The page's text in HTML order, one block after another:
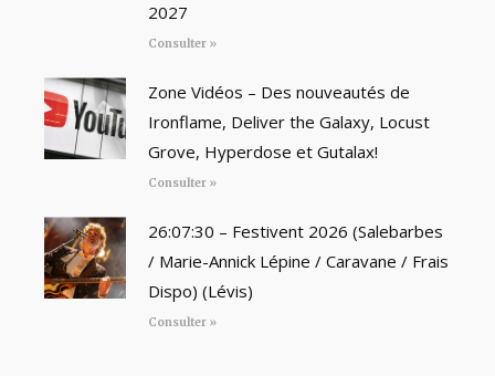
2027
Consulter »
Zone Vidéos – Des nouveautés de
Ironflame, Deliver the Galaxy, Locust
Grove, Hyperdose et Gutalax!
Consulter »
26:07:30 – Festivent 2026 (Salebarbes
/ Marie-Annick Lépine / Caravane / Frais
Dispo) (Lévis)
Consulter »